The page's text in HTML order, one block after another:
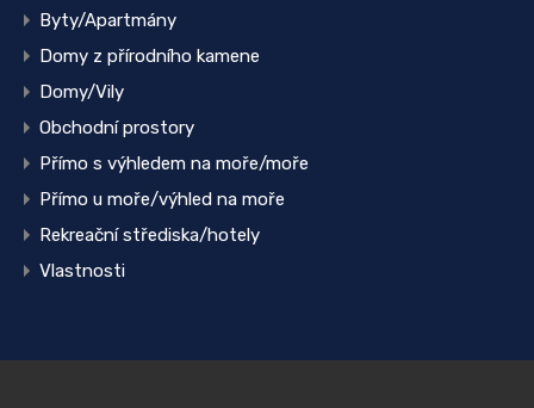
Byty/Apartmány
Domy z přírodního kamene
Domy/Vily
Obchodní prostory
Přímo s výhledem na moře/moře
Přímo u moře/výhled na moře
Rekreační střediska/hotely
Vlastnosti